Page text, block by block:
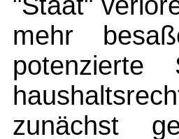
mehr
potenzierte
zunächst